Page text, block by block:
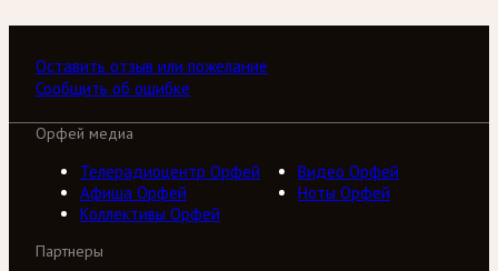
Оставить отзыв или пожелание
Сообщить об ошибке
Орфей медиа
Телерадиоцентр Орфей
Видео Орфей
Афиша Орфей
Ноты Орфей
Коллективы Орфей
Партнеры